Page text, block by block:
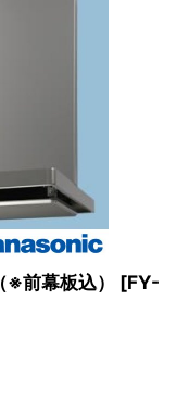
前幕板込） [FY-